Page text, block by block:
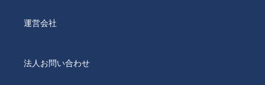
運営会社
法人お問い合わせ